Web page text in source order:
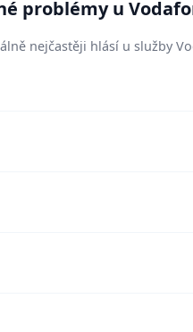
problémy u
nejčastěji hlásí u služby